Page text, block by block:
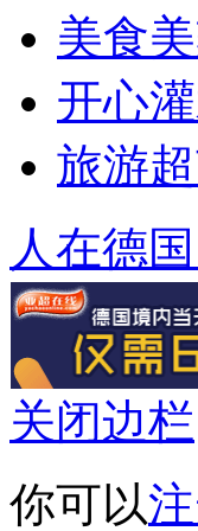
美食
开心
旅游
人在德
关闭边栏
你可以